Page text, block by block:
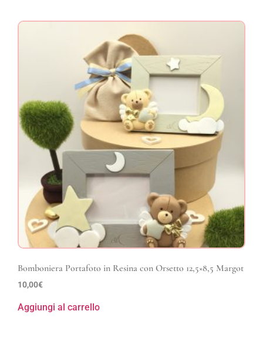
Bomboniera Portafoto in Resina con Orsetto 12,5×8,5 Margot
10,00€
Aggiungi al carrello